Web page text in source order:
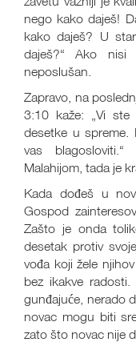
nego kako daješ!
kako daješ? U
daješ?“ Ako
neposlušan.
Zapravo, na
3:10 kaže: „Vi ste
desetke u spreme.
vas
Malahijom, tada je
Kada dođeš u
Gospod
Zašto je onda
desetak protiv
vođa koji žele
bez ikakve
gunđajuće, nerado
novac mogu biti
zato što novac nije